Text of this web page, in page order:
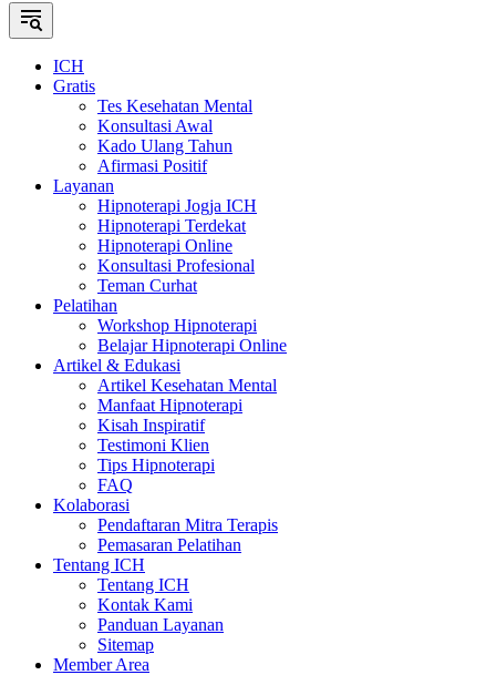
ICH
Gratis
Tes Kesehatan Mental
Konsultasi Awal
Kado Ulang Tahun
Afirmasi Positif
Layanan
Hipnoterapi Jogja ICH
Hipnoterapi Terdekat
Hipnoterapi Online
Konsultasi Profesional
Teman Curhat
Pelatihan
Workshop Hipnoterapi
Belajar Hipnoterapi Online
Artikel & Edukasi
Artikel Kesehatan Mental
Manfaat Hipnoterapi
Kisah Inspiratif
Testimoni Klien
Tips Hipnoterapi
FAQ
Kolaborasi
Pendaftaran Mitra Terapis
Pemasaran Pelatihan
Tentang ICH
Tentang ICH
Kontak Kami
Panduan Layanan
Sitemap
Member Area